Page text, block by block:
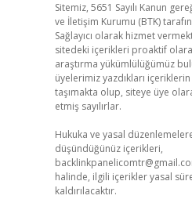
Sitemiz, 5651 Sayılı Kanun
ve İletişim Kurumu (BTK)
Sağlayıcı olarak hizmet
sitedeki içerikleri proaktif
araştırma yükümlülüğümüz
üyelerimiz yazdıkları
taşımakta olup, siteye üye
etmiş sayılırlar.
Hukuka ve yasal
düşündüğünüz içerikleri,
halinde, ilgili içerikler yasal
kaldırılacaktır.